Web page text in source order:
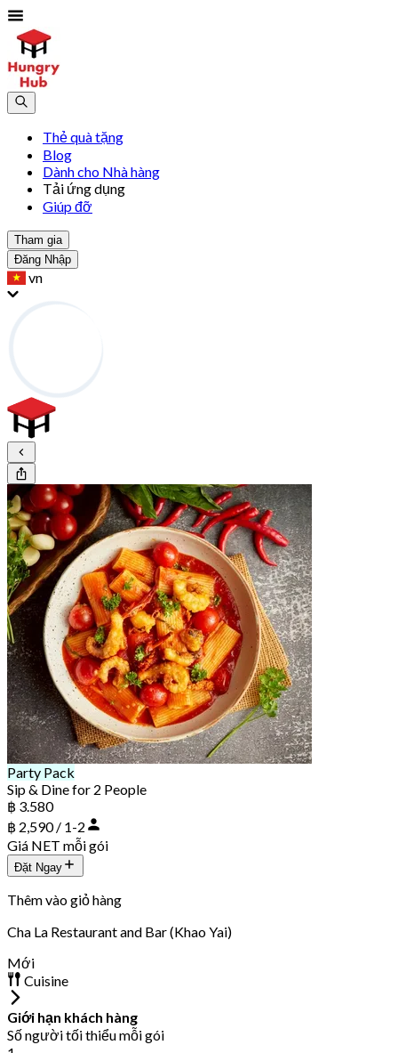
Thẻ quà tặng
Blog
Dành cho Nhà hàng
Tải ứng dụng
Giúp đỡ
Tham gia
Đăng Nhập
vn
Party Pack
Sip & Dine for 2 People
฿ 3.580
฿ 2,590 / 1-2
Giá NET mỗi gói
Đặt Ngay
Thêm vào giỏ hàng
Cha La Restaurant and Bar (Khao Yai)
Mới
Cuisine
Giới hạn khách hàng
Số người tối thiểu mỗi gói